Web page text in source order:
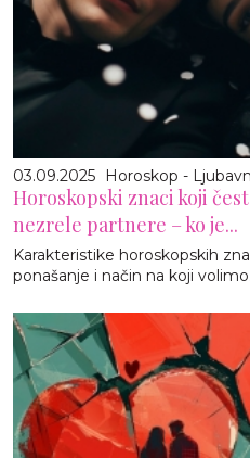
03.09.2025 Horoskop -
Horoskopski znaci koji
nezrele partnere – ko je...
Karakteristike horoskopskih
ponašanje i način na koji volimo.